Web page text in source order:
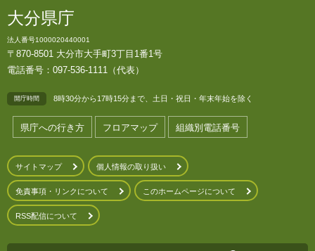
大分県庁
法人番号1000020440001
〒870-8501 大分市大手町3丁目1番1号
電話番号：097-536-1111（代表）
開庁時間 8時30分から17時15分まで、土日・祝日・年末年始を除く
県庁への行き方 フロアマップ 組織別電話番号
サイトマップ 個人情報の取り扱い
免責事項・リンクについて このホームページについて
RSS配信について